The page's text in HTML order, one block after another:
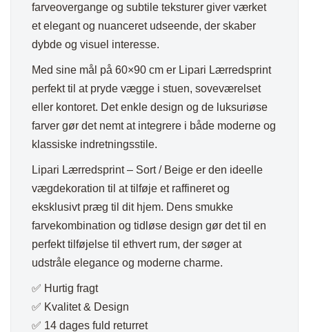
farveovergange og subtile teksturer giver værket
et elegant og nuanceret udseende, der skaber
dybde og visuel interesse.
Med sine mål på 60×90 cm er Lipari Lærredsprint
perfekt til at pryde vægge i stuen, soveværelset
eller kontoret. Det enkle design og de luksuriøse
farver gør det nemt at integrere i både moderne og
klassiske indretningsstile.
Lipari Lærredsprint – Sort / Beige er den ideelle
vægdekoration til at tilføje et raffineret og
eksklusivt præg til dit hjem. Dens smukke
farvekombination og tidløse design gør det til en
perfekt tilføjelse til ethvert rum, der søger at
udstråle elegance og moderne charme.
✅ Hurtig fragt
✅ Kvalitet & Design
✅ 14 dages fuld returret